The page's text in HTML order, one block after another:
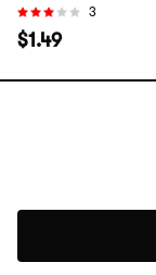
3
$1.49